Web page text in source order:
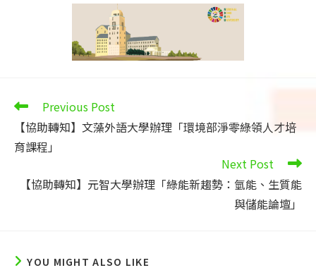
Read
more
articles
Previous Post
【協助轉知】文藻外語大學辦理「環境部淨零綠領人才培
育課程」
Next Post
【協助轉知】元智大學辦理「綠能新趨勢：氫能、生質能
與儲能論壇」
YOU MIGHT ALSO LIKE